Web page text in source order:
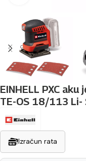
EINHELL PXC
TE-OS 18/113 Li-
Izračun rata